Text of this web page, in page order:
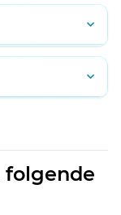
folgende